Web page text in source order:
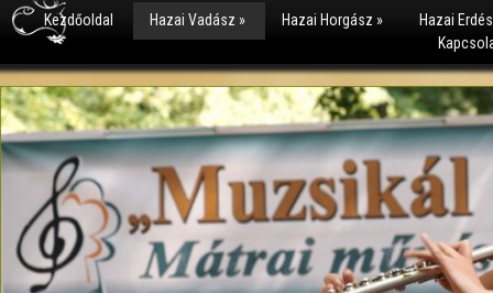
Kezdőoldal Hazai Vadász » Hazai Horgász »
Hazai